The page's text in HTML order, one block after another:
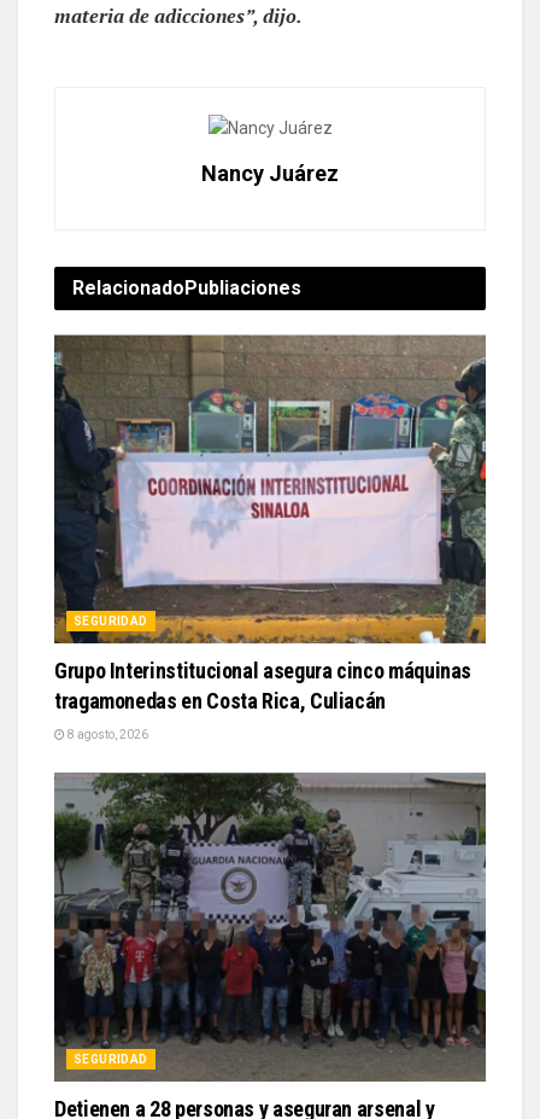
materia de adicciones”, dijo.
Nancy Juárez
RelacionadoPubliaciones
SEGURIDAD
Grupo Interinstitucional asegura cinco máquinas
tragamonedas en Costa Rica, Culiacán
8 agosto, 2026
SEGURIDAD
Detienen a 28 personas y aseguran arsenal y